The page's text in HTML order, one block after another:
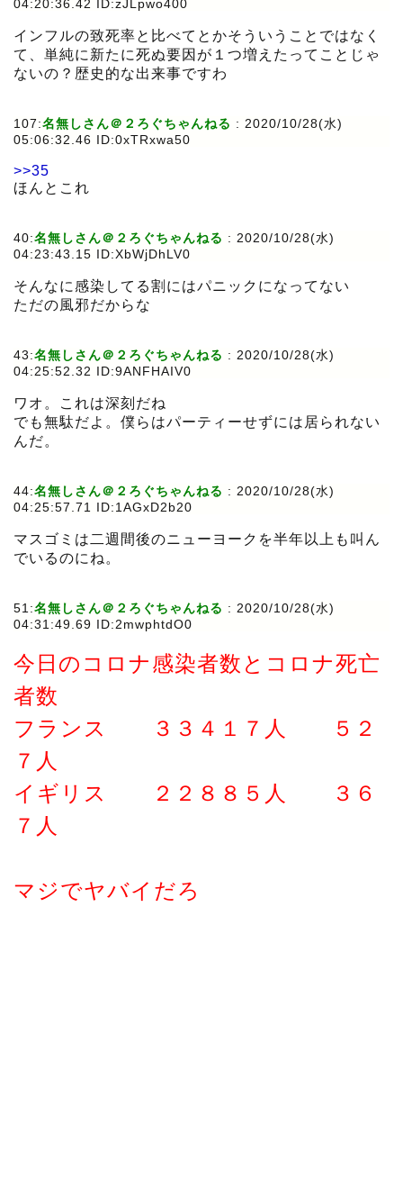
04:20:36.42 ID:zJLpwo400
インフルの致死率と比べてとかそういうことではなく
て、単純に新たに死ぬ要因が１つ増えたってことじゃ
ないの？歴史的な出来事ですわ
107:名無しさん＠２ろぐちゃんねる : 2020/10/28(水)
05:06:32.46 ID:0xTRxwa50
>>35
ほんとこれ
40:名無しさん＠２ろぐちゃんねる : 2020/10/28(水)
04:23:43.15 ID:XbWjDhLV0
そんなに感染してる割にはパニックになってない
ただの風邪だからな
43:名無しさん＠２ろぐちゃんねる : 2020/10/28(水)
04:25:52.32 ID:9ANFHAIV0
ワオ。これは深刻だね
でも無駄だよ。僕らはパーティーせずには居られない
んだ。
44:名無しさん＠２ろぐちゃんねる : 2020/10/28(水)
04:25:57.71 ID:1AGxD2b20
マスゴミは二週間後のニューヨークを半年以上も叫ん
でいるのにね。
51:名無しさん＠２ろぐちゃんねる : 2020/10/28(水)
04:31:49.69 ID:2mwphtdO0
今日のコロナ感染者数とコロナ死亡
者数
フランス ３３４１７人 ５２
７人
イギリス ２２８８５人 ３６
７人
マジでヤバイだろ